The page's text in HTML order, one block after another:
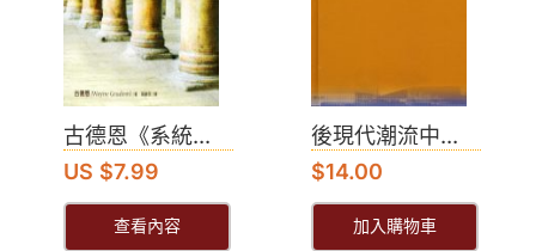
古德恩《系統...
US $7.99
查看內容
後現代潮流中...
$14.00
加入購物車